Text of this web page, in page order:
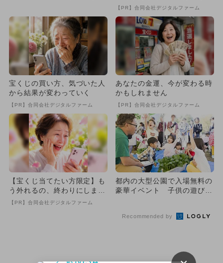
わる
【PR】合同会社デジタルファーム
宝くじの買い方、気づいた人
から結果が変わっていく
【PR】合同会社デジタルファーム
あなたの金運、今が変わる時
かもしれません
【PR】合同会社デジタルファーム
【宝くじ当てたい方限定】も
う外れるの、終わりにしませ
んか
【PR】合同会社デジタルファーム
都内の大型公園で入場無料の
豪華イベント 子供の遊び＆
Recommended by